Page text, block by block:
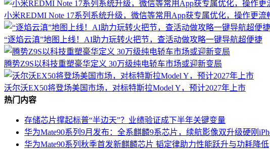
小米REDMI Note 17系列系统升级，微信等常用App获专属优化，操作更流
“逐焰云滇”地图上线！AI助力玩转火把节，查活动做攻略一键导航超便捷
腾势Z9S以科技重塑豪华定义 30万级纯电轿车市场或迎新变局
沃尔沃EX50将登场美国市场，对标特斯拉Model Y，预计2027年上市
热门内容
存储芯片撑起标普“半边天”？业绩验证成下半年关键变量
华为Mate90系列9月发布：全系麒麟9系芯片，续航影像双升级硬刚
华为Mate90系列秋季首发新麒麟芯片 韬定律助力性能跃升与功耗降低